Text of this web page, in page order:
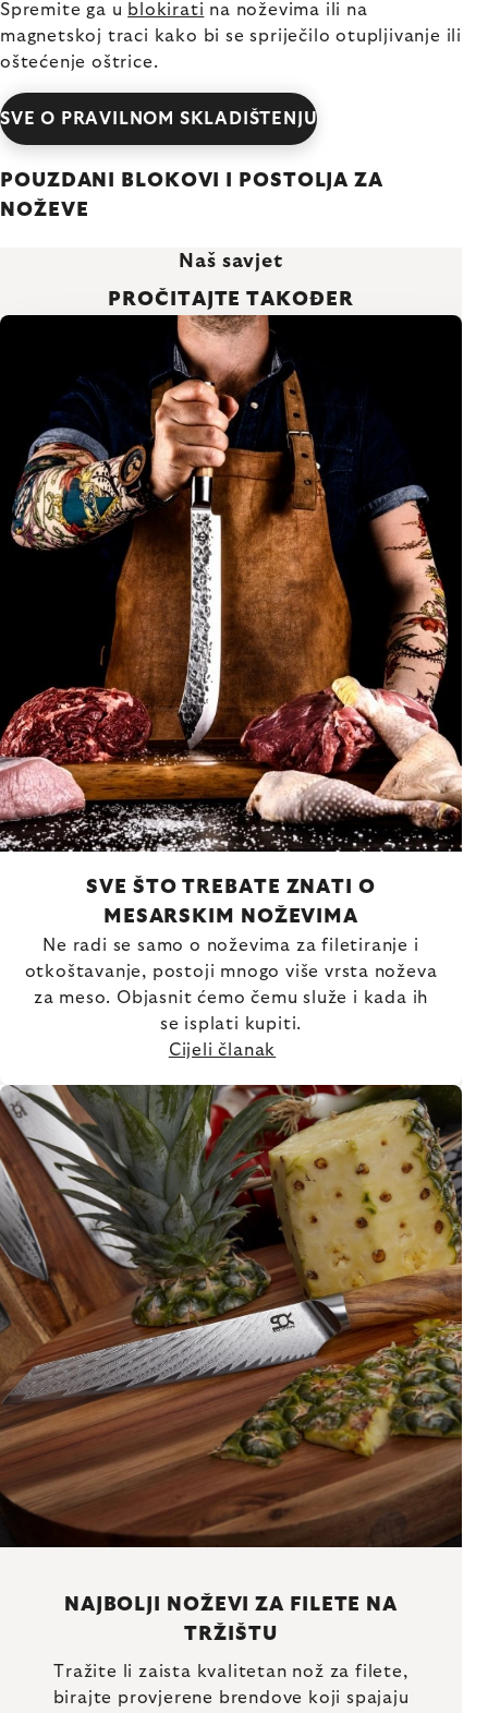
Spremite ga u blokirati na noževima ili na
magnetskoj traci kako bi se spriječilo otupljivanje ili
oštećenje oštrice.
SVE O PRAVILNOM SKLADIŠTENJU
POUZDANI BLOKOVI I POSTOLJA ZA
NOŽEVE
Naš savjet
PROČITAJTE TAKOĐER
SVE ŠTO TREBATE ZNATI O
MESARSKIM NOŽEVIMA
Ne radi se samo o noževima za filetiranje i
otkoštavanje, postoji mnogo više vrsta noževa
za meso. Objasnit ćemo čemu služe i kada ih
se isplati kupiti.
Cijeli članak
NAJBOLJI NOŽEVI ZA FILETE NA
TRŽIŠTU
Tražite li zaista kvalitetan nož za filete,
birajte provjerene brendove koji spajaju